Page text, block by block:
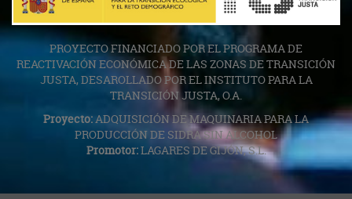
PROYECTO FINANCIADO POR EL PROGRAMA DE
REACTIVACIÓN ECONÓMICA DE LAS ZONAS DE TRANSICIÓN
JUSTA, DESAROLLADO POR EL INSTITUTO PARA LA
TRANSICIÓN JUSTA, O.A.
Proyecto:ADQUISICIÓN DE MAQUINARIA PARA LA
PRODUCCIÓN DE SIDRA SIN ALCOHOL
Promotor:LAGARES DE GIJÓN, S.L.